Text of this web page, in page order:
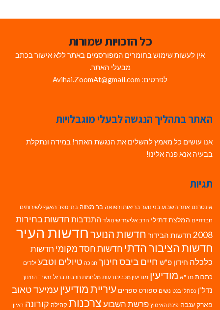
כל הזכויות שמורות
אין לעשות שימוש בחומרים המפורסמים באתר ללא אישור בכתב
מבעלי האתר.
לפרטים: Avihai.ZoomAt@gmail.com
האתר בתהליך הנגשה לבעלי מוגבלויות
אנו עושים כל מאמץ להשלים את הנגשת האתר! במידה ונתקלת
בבעיה אנא פנה אלינו!
תגיות
אינטרנט אתר השבוע בני נוער בריאות ורפואה בר מצווה בתי ספר האגף לשירותים
חברתיים המלצת דתילי הרב אליעזר שינוולד התנדבות חדשות בחירות
2008 חדשות הבידור חדשות הנוערחדשות העיר
חדשות הציבור הדתי חדשות חסד מקומי חדשות
כלכלה חידון פ"ש חיים ביבסחינוך חנוכה טיולים וטבע ילדים
כתבות מד"א מודיעין מודיעין מכבים רעות מלחמת חרבות ברזל משרד החינוך
נדל"ן נפתלי בנט נשים ספורט ספרים עיריית מודיעין עמיעד טאוב
פארק ענבה פינת האימוץ פרשת השבועצרכנות קהילה קורונה ראיון